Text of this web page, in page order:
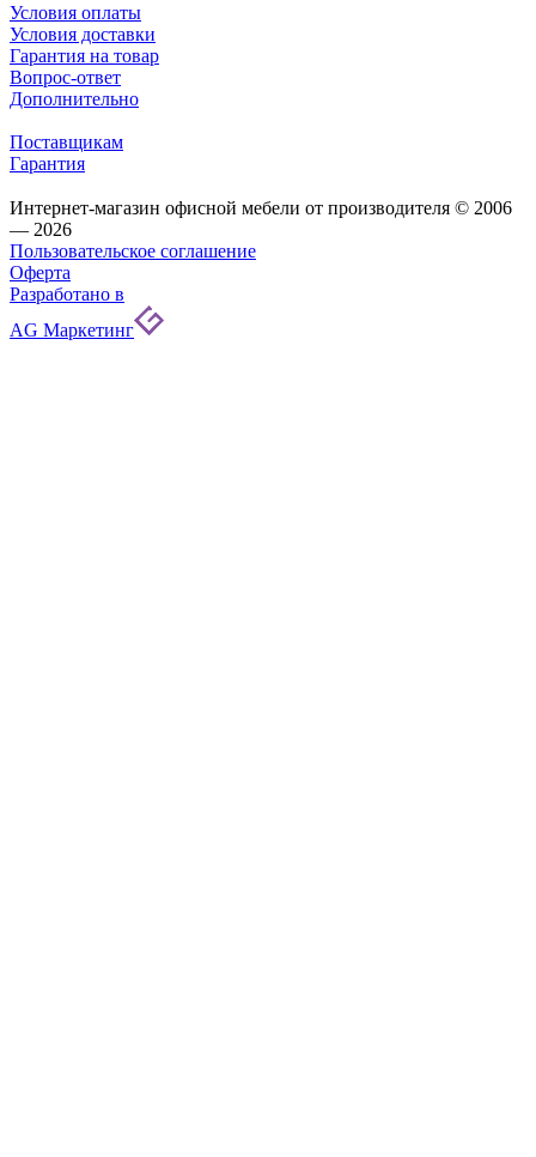
Условия оплаты
Условия доставки
Гарантия на товар
Вопрос-ответ
Дополнительно
Поставщикам
Гарантия
Интернет-магазин офисной мебели от производителя © 2006
— 2026
Пользовательское соглашение
Оферта
Разработано в
AG Маркетинг